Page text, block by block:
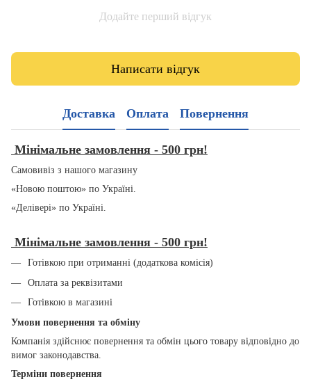
Додайте перший відгук
Написати відгук
Доставка Оплата Повернення
Мінімальне замовлення - 500 грн!
Самовивіз з нашого магазину
«Новою поштою» по Україні.
«Делівері» по Україні.
Мінімальне замовлення - 500 грн!
Готівкою при отриманні (додаткова комісія)
Оплата за реквізитами
Готівкою в магазині
Умови повернення та обміну
Компанія здійснює повернення та обмін цього товару відповідно до
вимог законодавства.
Терміни повернення